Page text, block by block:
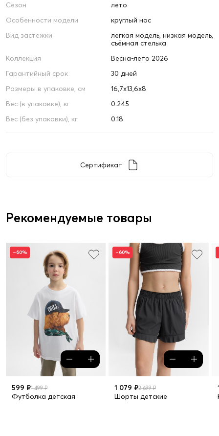
Сезон
лето
Особенности модели
круглый нос
Вид застежки
легкая модель, низкая модель,
съёмная стелька
Коллекция
Весна-лето 2026
Гарантийный срок
30 дней
Размеры в упаковке, см
16,7х13,6х8
Вес (в упаковке), кг
0.245
Вес (без упаковки), кг
0.18
Сертификат
Рекомендуемые товары
–60%
599 ₽1 499 ₽
Футболка детская
–60%
1 079 ₽2 699 ₽
Шорты детские